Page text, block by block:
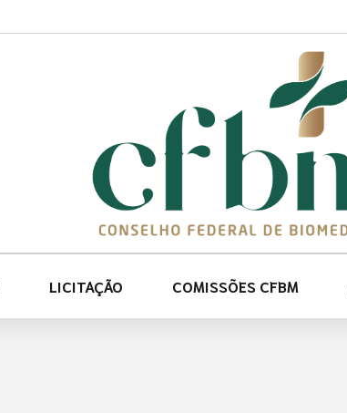
LICITAÇÃO COMISSÕES CFBM